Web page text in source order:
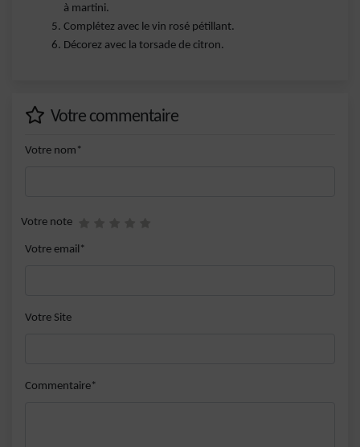
à martini.
Complétez avec le vin rosé pétillant.
Décorez avec la torsade de citron.
Votre commentaire
Votre nom*
Votre note
Votre email*
Votre Site
Commentaire*